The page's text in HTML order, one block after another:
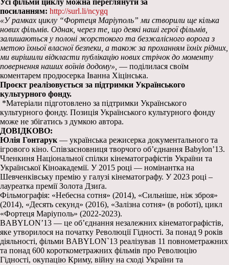
Усі фільми циклу можна переглянути за
посиланням: http://surl.li/ncygq
«У рамках циклу “Фортеця Маріуполь” ми створили ще кілька
нових фільмів. Однак, через те, що деякі наші герої фільмів,
залишаються у полоні жорстокого та безжалісного ворога з
метою їхньої власної безпеки, а також за проханням їхніх рідних,
ми вирішили відкласти публікацію нових стрічок до моменту
повернення наших воїнів додому», — поділилася своїм
коментарем продюсерка Іванна Хіцінська.
Проєкт реалізовується за підтримки Українського
культурного фонду.
*Матеріали підготовлено за підтримки Українського
культурного фонду. Позиція Українського культурного фонду
може не збігатись з думкою автора.
ДОВІДКОВО:
Юлія Гонтарук — українська режисерка документального та
ігрового кіно. Співзасновниця творчого об’єднання Babylon’13.
Членкиня Національної спілки кінематографістів України та
Української Кіноакадемії. У 2015 році — номінантка на
Шевченківську премію у галузі кінематографу. У 2023 році –
лауреатка премії Золота Дзиґа.
Фільмографія: «Небесна сотня» (2014), «Сильніше, ніж зброя»
(2014), «Десять секунд» (2016), «Залізна сотня» (в роботі), цикл
«Фортеця Маріуполь» (2022-2023).
BABYLON’13 — це об’єднання незалежних кінематографістів,
яке утворилося на початку Революції Гідності. За понад 9 років
діяльності, фільми BABYLON`13 реалізував 11 повнометражних
та понад 600 короткометражних фільмів про Революцію
Гідності, окупацію Криму, війну на сході України та